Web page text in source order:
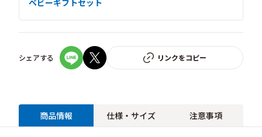
ベビーギフトセット
シェアする リンクをコピー
商品情報 仕様・サイズ 注意事項